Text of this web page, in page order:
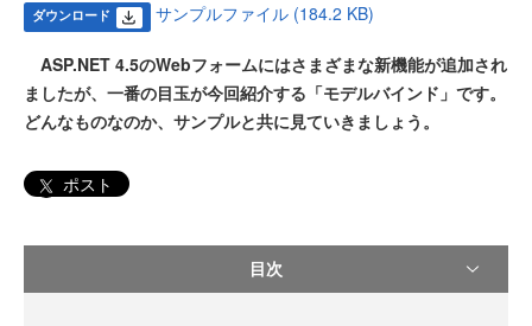
ダウンロード サンプルファイル (184.2 KB)
ASP.NET 4.5のWebフォームにはさまざまな新機能が追加され
ましたが、一番の目玉が今回紹介する「モデルバインド」です。
どんなものなのか、サンプルと共に見ていきましょう。
ポスト
目次